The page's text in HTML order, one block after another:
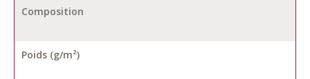
Composition
Poids (g/m²)